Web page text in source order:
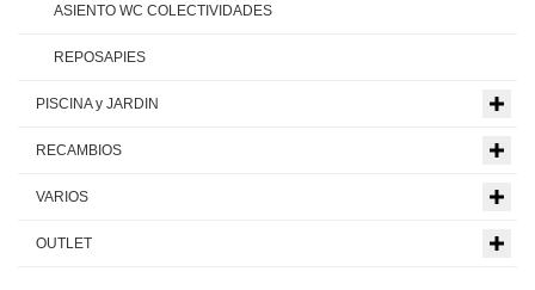
ASIENTO WC COLECTIVIDADES
REPOSAPIES
PISCINA y JARDIN
RECAMBIOS
VARIOS
OUTLET